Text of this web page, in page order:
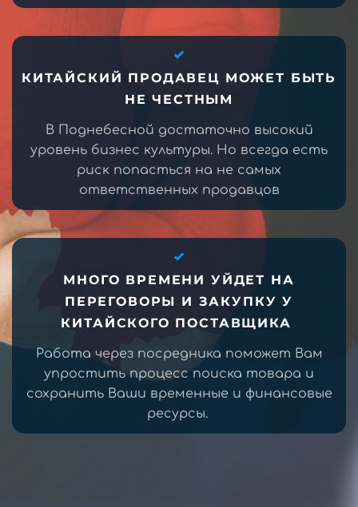
КИТАЙСКИЙ ПРОДАВЕЦ МОЖЕТ БЫТЬ
НЕ ЧЕСТНЫМ
В Поднебесной достаточно высокий
уровень бизнес культуры. Но всегда есть
риск попасться на не самых
ответственных продавцов
МНОГО ВРЕМЕНИ УЙДЕТ НА
ПЕРЕГОВОРЫ И ЗАКУПКУ У
КИТАЙСКОГО ПОСТАВЩИКА
Работа через посредника поможет Вам
упростить процесс поиска товара и
сохранить Ваши временные и финансовые
ресурсы.